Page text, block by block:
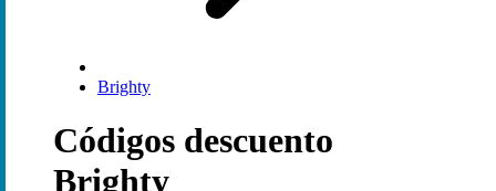
Brighty
Códigos descuento
Brighty